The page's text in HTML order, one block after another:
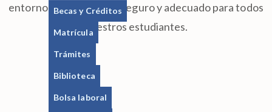
Becas y Créditos
Matrícula
Trámites
Biblioteca
Bolsa laboral
entorno de aprendizaje seguro y adecuado para todos
nuestros estudiantes.